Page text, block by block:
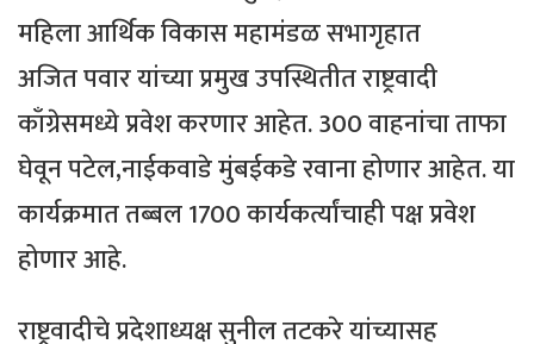
महिला आर्थिक विकास महामंडळ सभागृहात
अजित पवार यांच्या प्रमुख उपस्थितीत राष्ट्रवादी
काँग्रेसमध्ये प्रवेश करणार आहेत. 300 वाहनांचा ताफा
घेवून पटेल,नाईकवाडे मुंबईकडे रवाना होणार आहेत. या
कार्यक्रमात तब्बल 1700 कार्यकर्त्यांचाही पक्ष प्रवेश
होणार आहे.
राष्ट्रवादीचे प्रदेशाध्यक्ष सुनील तटकरे यांच्यासह